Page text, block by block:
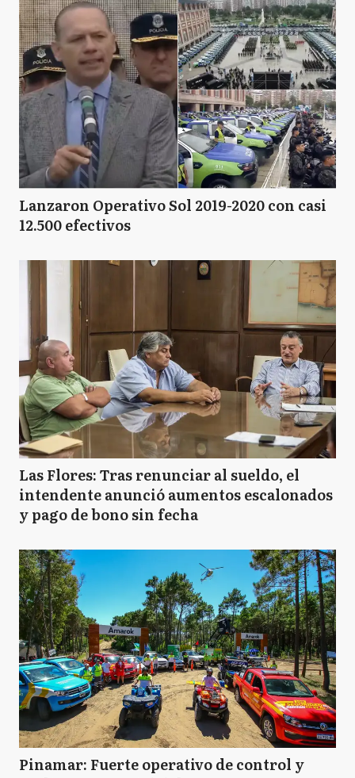
Lanzaron Operativo Sol 2019-2020 con casi
12.500 efectivos
Las Flores: Tras renunciar al sueldo, el
intendente anunció aumentos escalonados
y pago de bono sin fecha
Pinamar: Fuerte operativo de control y